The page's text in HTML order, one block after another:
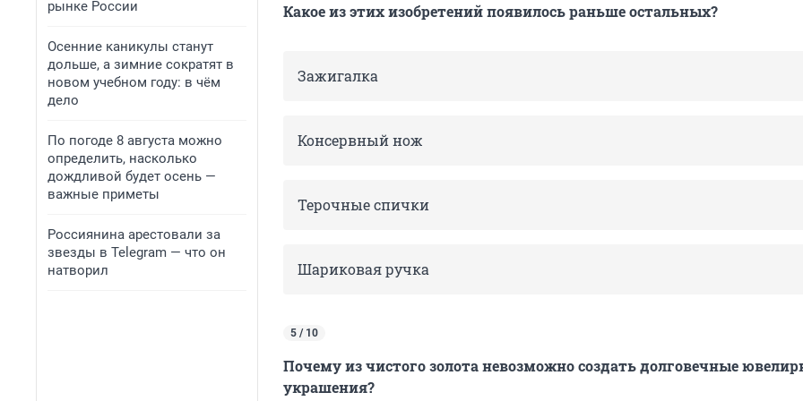
рынке России
Осенние каникулы станут
дольше, а зимние сократят в
новом учебном году: в чём
дело
По погоде 8 августа можно
определить, насколько
дождливой будет осень —
важные приметы
Россиянина арестовали за
звезды в Telegram — что он
натворил
Какое из этих изобретений появилось раньше остальных?
Зажигалка
Консервный нож
Терочные спички
Шариковая ручка
5 / 10
Почему из чистого золота невозможно создать долговечные
украшения?